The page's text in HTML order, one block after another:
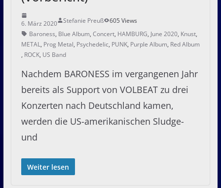
6. März 2020 Stefanie Preuß
605 Views
Baroness, Blue Album, Concert, HAMBURG, June 2020, Knust,
METAL, Prog Metal, Psychedelic, PUNK, Purple Album, Red Album
, ROCK, US Band
Nachdem BARONESS im vergangenen Jahr
bereits als Support von VOLBEAT zu drei
Konzerten nach Deutschland kamen,
werden die US-amerikanischen Sludge-
und
Weiter lesen